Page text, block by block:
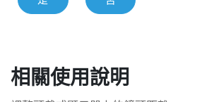
相關使用說明